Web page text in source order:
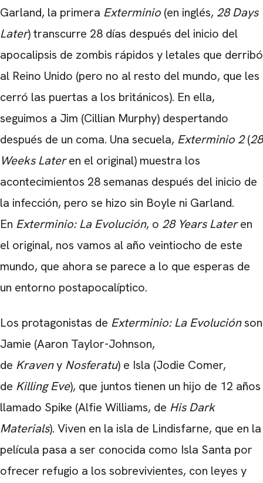
Garland, la primera Exterminio (en inglés, 28 Days
Later) transcurre 28 días después del inicio del
apocalipsis de zombis rápidos y letales que derribó
al Reino Unido (pero no al resto del mundo, que les
cerró las puertas a los británicos). En ella,
seguimos a Jim (Cillian Murphy) despertando
después de un coma. Una secuela, Exterminio 2(28
Weeks Lateren el original) muestra los
acontecimientos 28 semanas después del inicio de
la infección, pero se hizo sin Boyle ni Garland.
En Exterminio: La Evolución, o 28 Years Lateren
el original, nos vamos al año veintiocho de este
mundo, que ahora se parece a lo que esperas de
un entorno postapocalíptico.
Los protagonistas de Exterminio: La Evoluciónson
Jamie (Aaron Taylor-Johnson,
de Kraveny Nosferatu) e Isla (Jodie Comer,
de Killing Eve), que juntos tienen un hijo de 12 años
llamado Spike (Alfie Williams, de His Dark
Materials). Viven en la isla de Lindisfarne, que en la
película pasa a ser conocida como Isla Santa por
ofrecer refugio a los sobrevivientes, con leyes y
CARREGANDO PUBLICIDADE